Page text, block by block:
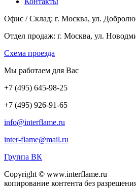
Офис / Склад: г. Москва, ул.
Отдел продаж: г. Москва, ул.
Cхема проезда
Мы работаем для Вас
+7 (495) 645-98-25
+7 (495) 926-91-65
info@interflame.ru
inter-flame@mail.ru
Группа ВК
Copyright © www.interflame.ru
копирование контента без